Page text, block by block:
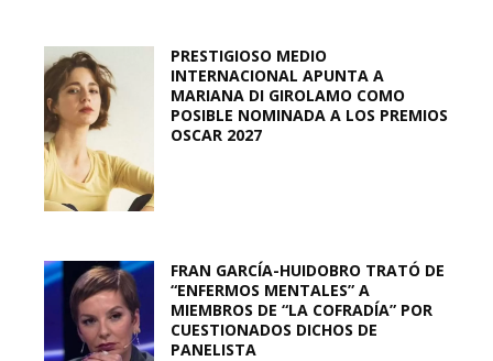
PRESTIGIOSO MEDIO
INTERNACIONAL APUNTA A
MARIANA DI GIROLAMO COMO
POSIBLE NOMINADA A LOS PREMIOS
OSCAR 2027
FRAN GARCÍA-HUIDOBRO TRATÓ DE
“ENFERMOS MENTALES” A
MIEMBROS DE “LA COFRADÍA” POR
CUESTIONADOS DICHOS DE
PANELISTA